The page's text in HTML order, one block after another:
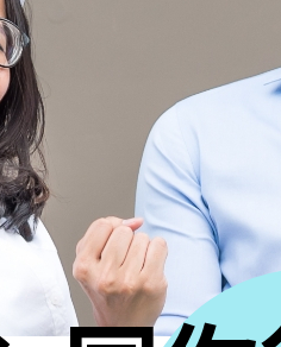
社區連繫